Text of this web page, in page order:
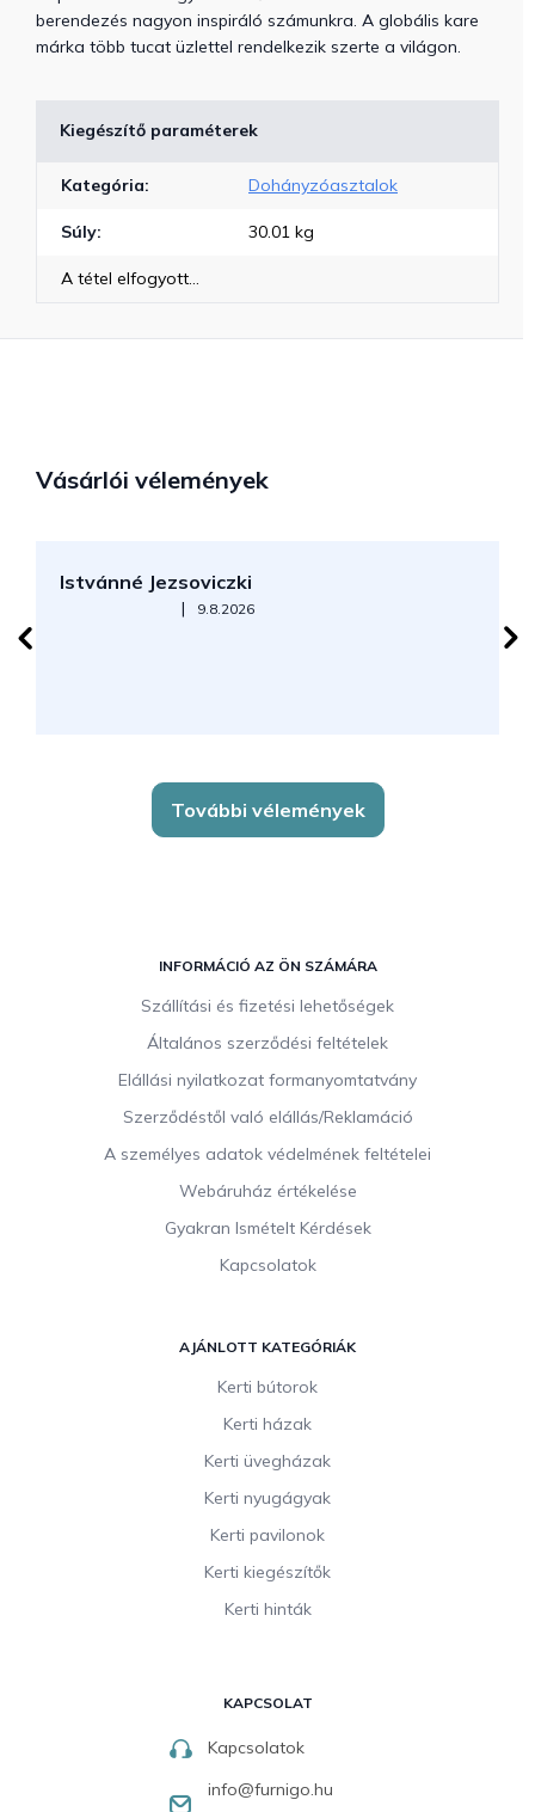
berendezés nagyon inspiráló számunkra. A globális kare
márka több tucat üzlettel rendelkezik szerte a világon.
Kiegészítő paraméterek
Kategória: Dohányzóasztalok
Súly: 30.01 kg
A tétel elfogyott…
Vásárlói vélemények
Istvánné Jezsoviczki
Az áruház értékelése 5-ből 5 csillag.
| 9.8.2026
További vélemények
INFORMÁCIÓ AZ ÖN SZÁMÁRA
Szállítási és fizetési lehetőségek
Általános szerződési feltételek
Elállási nyilatkozat formanyomtatvány
Szerződéstől való elállás/Reklamáció
A személyes adatok védelmének feltételei
Webáruház értékelése
Gyakran Ismételt Kérdések
Kapcsolatok
AJÁNLOTT KATEGÓRIÁK
Kerti bútorok
Kerti házak
Kerti üvegházak
Kerti nyugágyak
Kerti pavilonok
Kerti kiegészítők
Kerti hinták
KAPCSOLAT
Kapcsolatok
info@furnigo.hu